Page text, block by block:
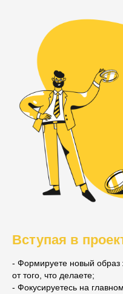
Вступая в
- Формируете новый образ
от того, что делаете;
- Фокусируетесь на